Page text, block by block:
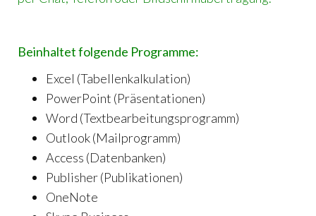
Beinhaltet folgende Programme:
Excel (Tabellenkalkulation)
PowerPoint (Präsentationen)
Word (Textbearbeitungsprogramm)
Outlook (Mailprogramm)
Access (Datenbanken)
Publisher (Publikationen)
OneNote